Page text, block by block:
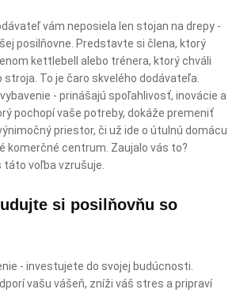
vám neposiela len stojan na drepy -
posilňovne. Predstavte si člena, ktorý
kettlebell alebo trénera, ktorý chváli
To je čaro skvelého dodávateľa.
- prinášajú spoľahlivosť, inovácie a
pochopí vaše potreby, dokáže premeniť
priestor, či už ide o útulnú domácu
komerčné centrum. Zaujalo vás to?
voľba vzrušuje.
si posilňovňu so
- investujete do svojej budúcnosti.
vašu vášeň, zníži váš stres a pripraví